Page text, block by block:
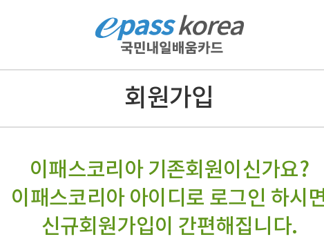
회원가입
이패스코리아 기존회원이신가요?
이패스코리아 아이디로 로그인 하시
신규회원가입이 간편해집니다.